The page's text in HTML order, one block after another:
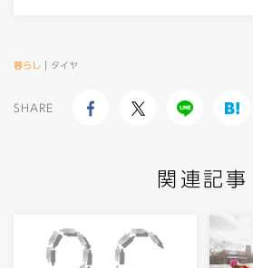
暮らし タイヤ
SHARE
関連記事